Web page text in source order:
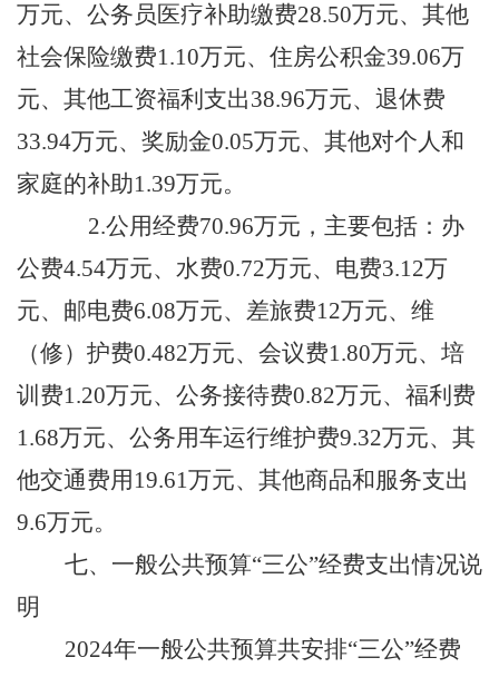
万元、公务员医疗补助缴费28.50万元、其他
社会保险缴费1.10万元、住房公积金39.06万
元、其他工资福利支出38.96万元、退休费
33.94万元、奖励金0.05万元、其他对个人和
家庭的补助1.39万元。
2.公用经费70.96万元，主要包括：办
公费4.54万元、水费0.72万元、电费3.12万
元、邮电费6.08万元、差旅费12万元、维
（修）护费0.482万元、会议费1.80万元、培
训费1.20万元、公务接待费0.82万元、福利费
1.68万元、公务用车运行维护费9.32万元、其
他交通费用 19.61万元、其他商品和服务支出
9.6万元。
七、 一般公共预算“三公”经费支出情况说
明
2024年一般公共预算共安排“三公”经费